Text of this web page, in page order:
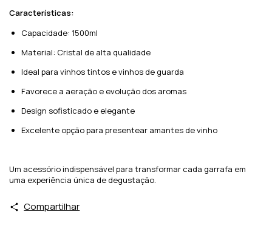
Características:
Capacidade: 1500ml
Material: Cristal de alta qualidade
Ideal para vinhos tintos e vinhos de guarda
Favorece a aeração e evolução dos aromas
Design sofisticado e elegante
Excelente opção para presentear amantes de vinho
Um acessório indispensável para transformar cada garrafa em
uma experiência única de degustação.
Compartilhar